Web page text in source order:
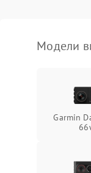
Повреждение
Модели
Garmin